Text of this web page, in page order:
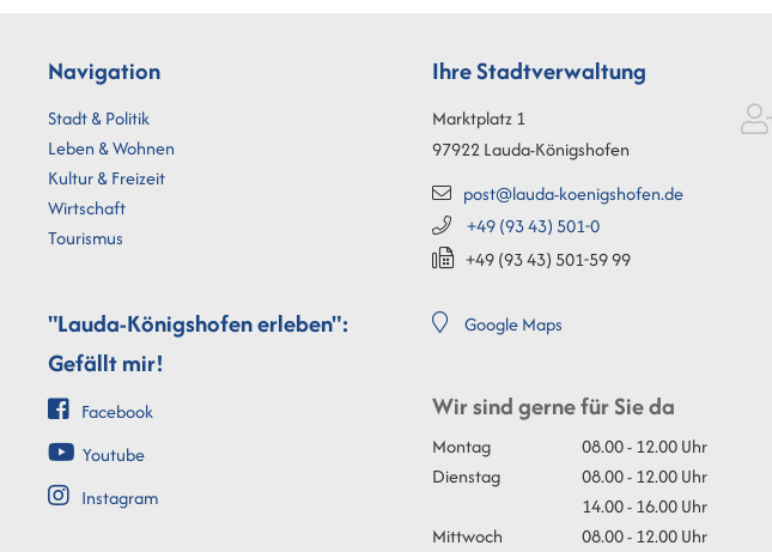
Navigation
Stadt & Politik
Leben & Wohnen
Kultur & Freizeit
Wirtschaft
Tourismus
"Lauda-Königshofen erleben":
Gefällt mir!
Facebook
Youtube
Instagram
Ihre Stadtverwaltung
Marktplatz 1
97922Lauda-Königshofen
post@lauda-koenigshofen.de
+49 (9343) 501-0
+49 (9343) 501-5999
Google Maps
Wir sind gerne für Sie da
Montag
08.00 - 12.00 Uhr
Dienstag
08.00 - 12.00 Uhr
14.00 - 16.00 Uhr
Mittwoch
08.00 - 12.00 Uhr